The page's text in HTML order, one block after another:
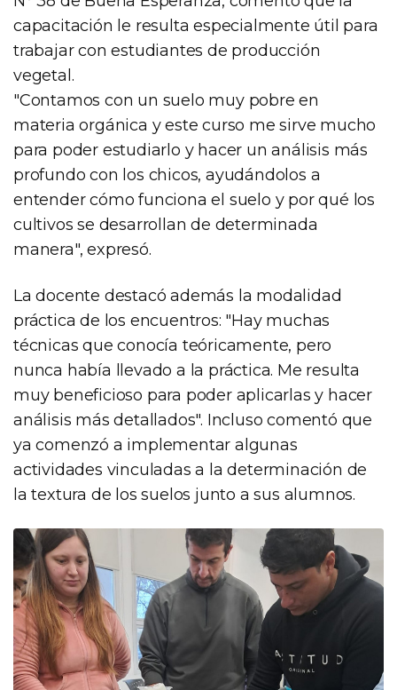
capacitación le resulta especialmente útil para
trabajar con estudiantes de producción
vegetal.
"Contamos con un suelo muy pobre en
materia orgánica y este curso me sirve mucho
para poder estudiarlo y hacer un análisis más
profundo con los chicos, ayudándolos a
entender cómo funciona el suelo y por qué los
cultivos se desarrollan de determinada
manera", expresó.
La docente destacó además la modalidad
práctica de los encuentros: "Hay muchas
técnicas que conocía teóricamente, pero
nunca había llevado a la práctica. Me resulta
muy beneficioso para poder aplicarlas y hacer
análisis más detallados". Incluso comentó que
ya comenzó a implementar algunas
actividades vinculadas a la determinación de
la textura de los suelos junto a sus alumnos.